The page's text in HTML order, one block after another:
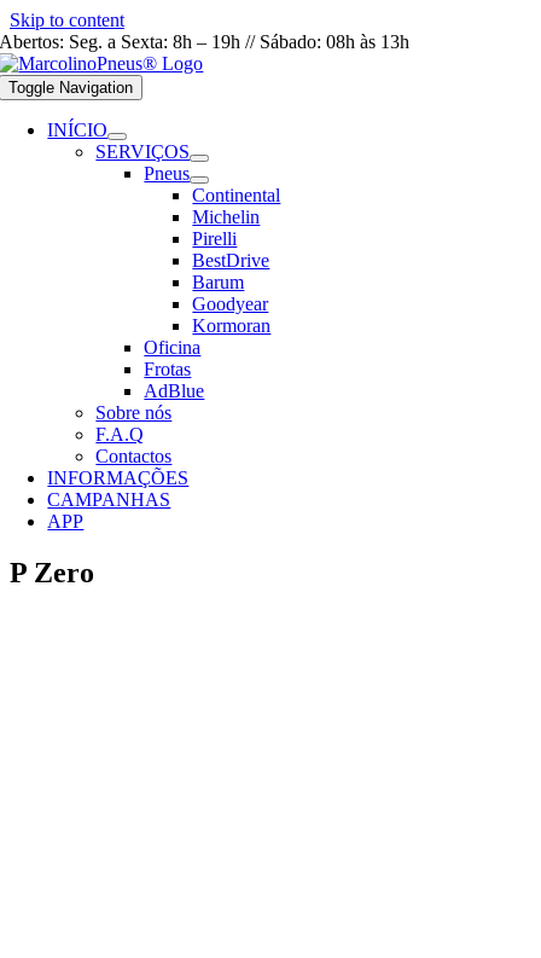
Skip to content
Abertos: Seg. a Sexta: 8h – 19h // Sábado: 08h às 13h
Toggle Navigation
INÍCIO
SERVIÇOS
Pneus
Continental
Michelin
Pirelli
BestDrive
Barum
Goodyear
Kormoran
Oficina
Frotas
AdBlue
Sobre nós
F.A.Q
Contactos
INFORMAÇÕES
CAMPANHAS
APP
P Zero